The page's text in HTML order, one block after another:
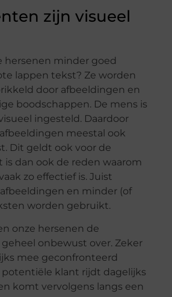
zijn visueel
hersenen minder goed
lappen tekst? Ze worden
door afbeeldingen en
boodschappen. De mens is
ingesteld. Daardoor
meestal ook
Dit geldt ook voor de
is dan ook de reden waarom
zo effectief is. Juist
en minder (of
worden gebruikt.
onze hersenen de
onbewust over. Zeker
mee geconfronteerd
potentiële klant rijdt dagelijks
komt vervolgens langs een